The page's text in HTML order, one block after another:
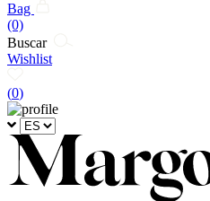
Bag
(0)
Buscar
Wishlist
(0)